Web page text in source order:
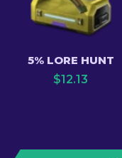
5% LORE HUNT
$12.13